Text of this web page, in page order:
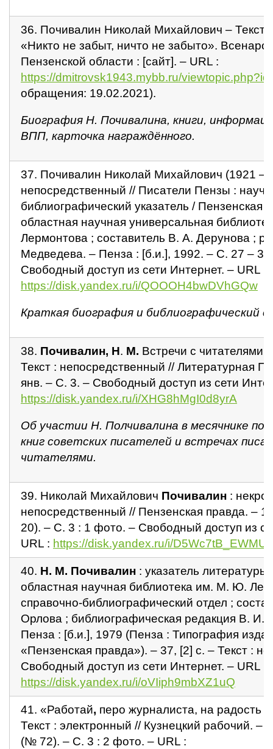
36. Почивалин Николай Михайлович – Текст
«Никто не забыт, ничто не забыто».
Пензенской области : [сайт]. – URL :
https://dmitrovsk1943.mybb.ru/
обращения: 19.02.2021).
Биография Н. Почивалина, книги,
ВПП, карточка награждённого.
37. Почивалин Николай Михайлович (1921 –
непосредственный // Писатели Пензы :
библиографический указатель / Пензенская
областная научная универсальная
Лермонтова ; составитель В. А. Дерунова ;
Медведева. – Пенза : [б.и.], 1992. – С. 27 –
Свободный доступ из сети Интернет. – URL :
https://disk.yandex.ru/i/QOOOH4bwDVhGQw
Краткая биография и библиографический
38. Почивалин, Н. М. Встречи с читателями
Текст : непосредственный // Литературная
янв. – С. 3. – Свободный доступ из сети
https://disk.yandex.ru/i/XHG8hMgI0d8yrA
Об участии Н. Полчивалина в месячнике по
книг советских писателей и встречах
читателями.
39. Николай Михайлович Почивалин :
непосредственный // Пензенская правда. –
20). – С. 3 : 1 фото. – Свободный доступ из
URL : https://disk.yandex.ru/i/
40. Н. М. Почивалин : указатель литературы
областная научная библиотека им. М. Ю.
справочно-библиографический отдел ;
Орлова ; библиографическая редакция В. И.
Пенза : [б.и.], 1979 (Пенза : Типография
«Пензенская правда»). – 37, [2] с. – Текст :
Свободный доступ из сети Интернет. – URL :
https://disk.yandex.ru/i/oVIiph9mbXZ1uQ
41. «Работай, перо журналиста, на радость
Текст : электронный // Кузнецкий рабочий. –
(№ 72). – С. 3 : 2 фото. – URL :